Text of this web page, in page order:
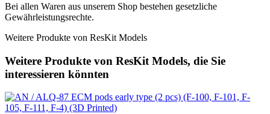
Bei allen Waren aus unserem Shop bestehen gesetzliche
Gewährleistungsrechte.
Weitere Produkte von ResKit Models
Weitere Produkte von ResKit Models, die Sie
interessieren könnten